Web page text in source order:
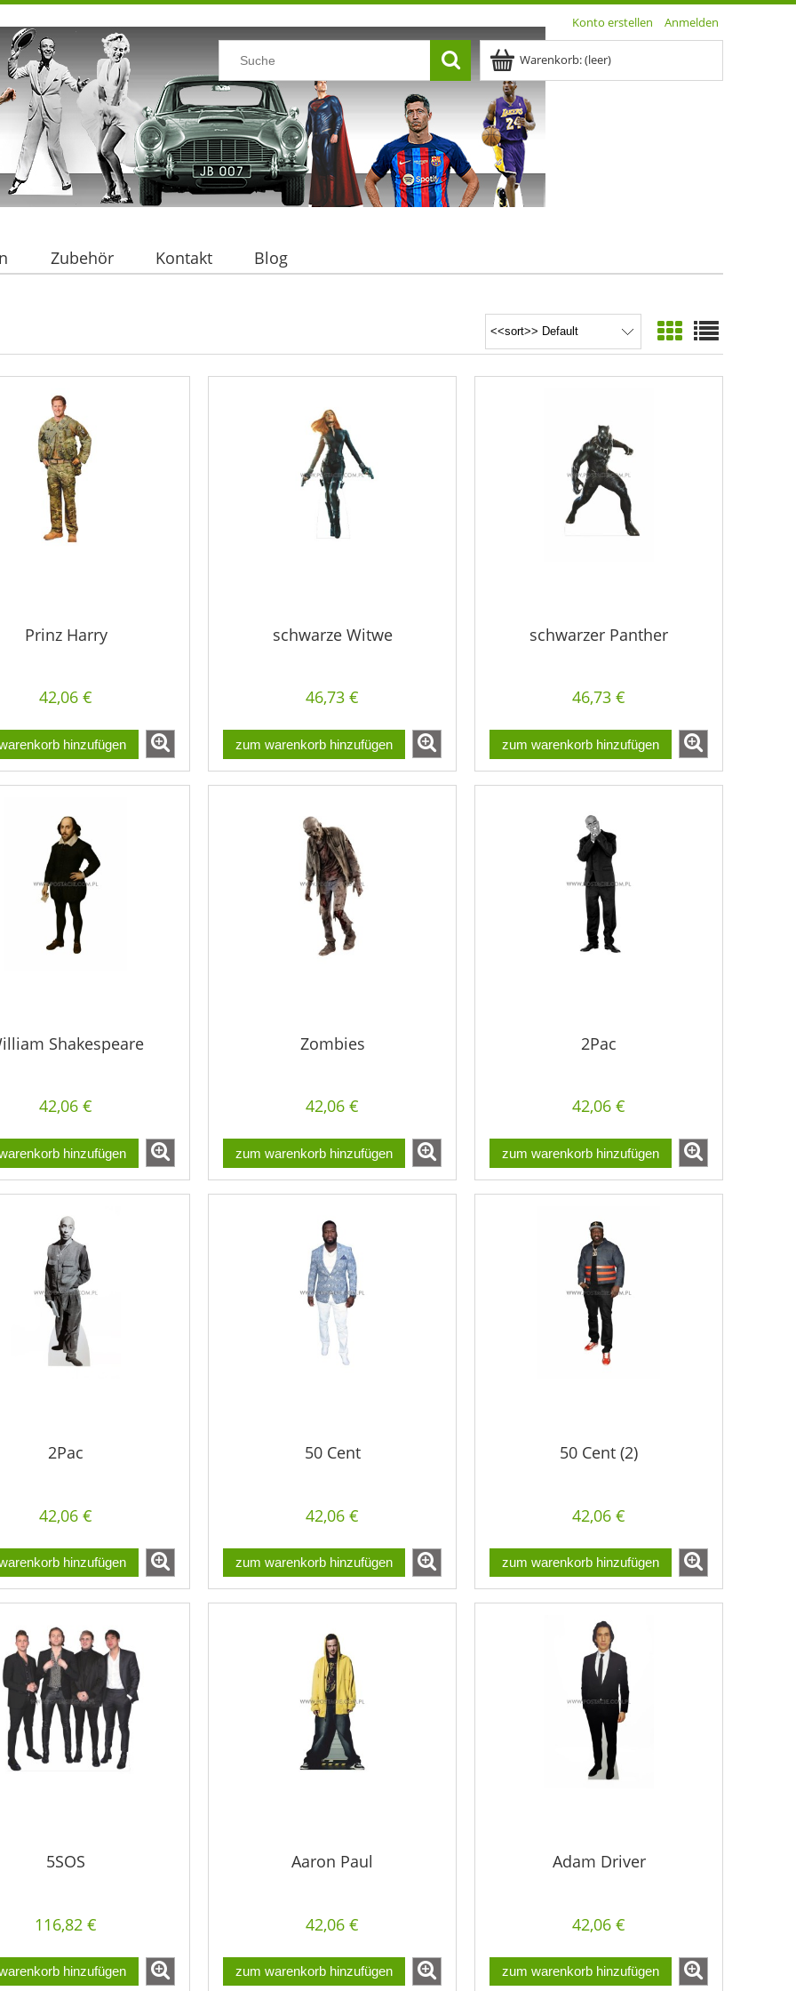
Konto erstellen Anmelden
Warenkorb:(leer)
Zubehör Kontakt Blog
Prinz Harry
42,06 €
hinzufügen
schwarze Witwe
46,73 €
zum warenkorb hinzufügen
schwarzer Panther
46,73 €
zum warenkorb hinzufügen
Shakespeare
42,06 €
hinzufügen
Zombies
42,06 €
zum warenkorb hinzufügen
2Pac
42,06 €
zum warenkorb hinzufügen
2Pac
42,06 €
hinzufügen
50 Cent
42,06 €
zum warenkorb hinzufügen
50 Cent (2)
42,06 €
zum warenkorb hinzufügen
5SOS
116,82 €
hinzufügen
Aaron Paul
42,06 €
zum warenkorb hinzufügen
Adam Driver
42,06 €
zum warenkorb hinzufügen